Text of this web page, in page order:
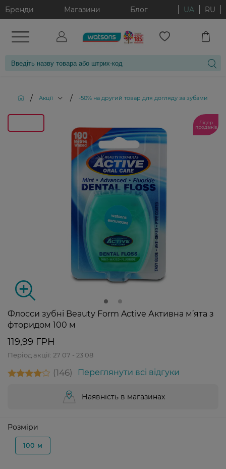
Бренди Магазини Блог UA RU
/ Акції / -50% на другий товар для догляду за зубами
Лідер
продажів
Флосси зубні Beauty Form Active Активна м’ята з
фторидом 100 м
119,99 ГРН
Період акції: 27 07 - 23 08
146 Переглянути всі відгуки
Наявність в магазинах
Розміри
100 м